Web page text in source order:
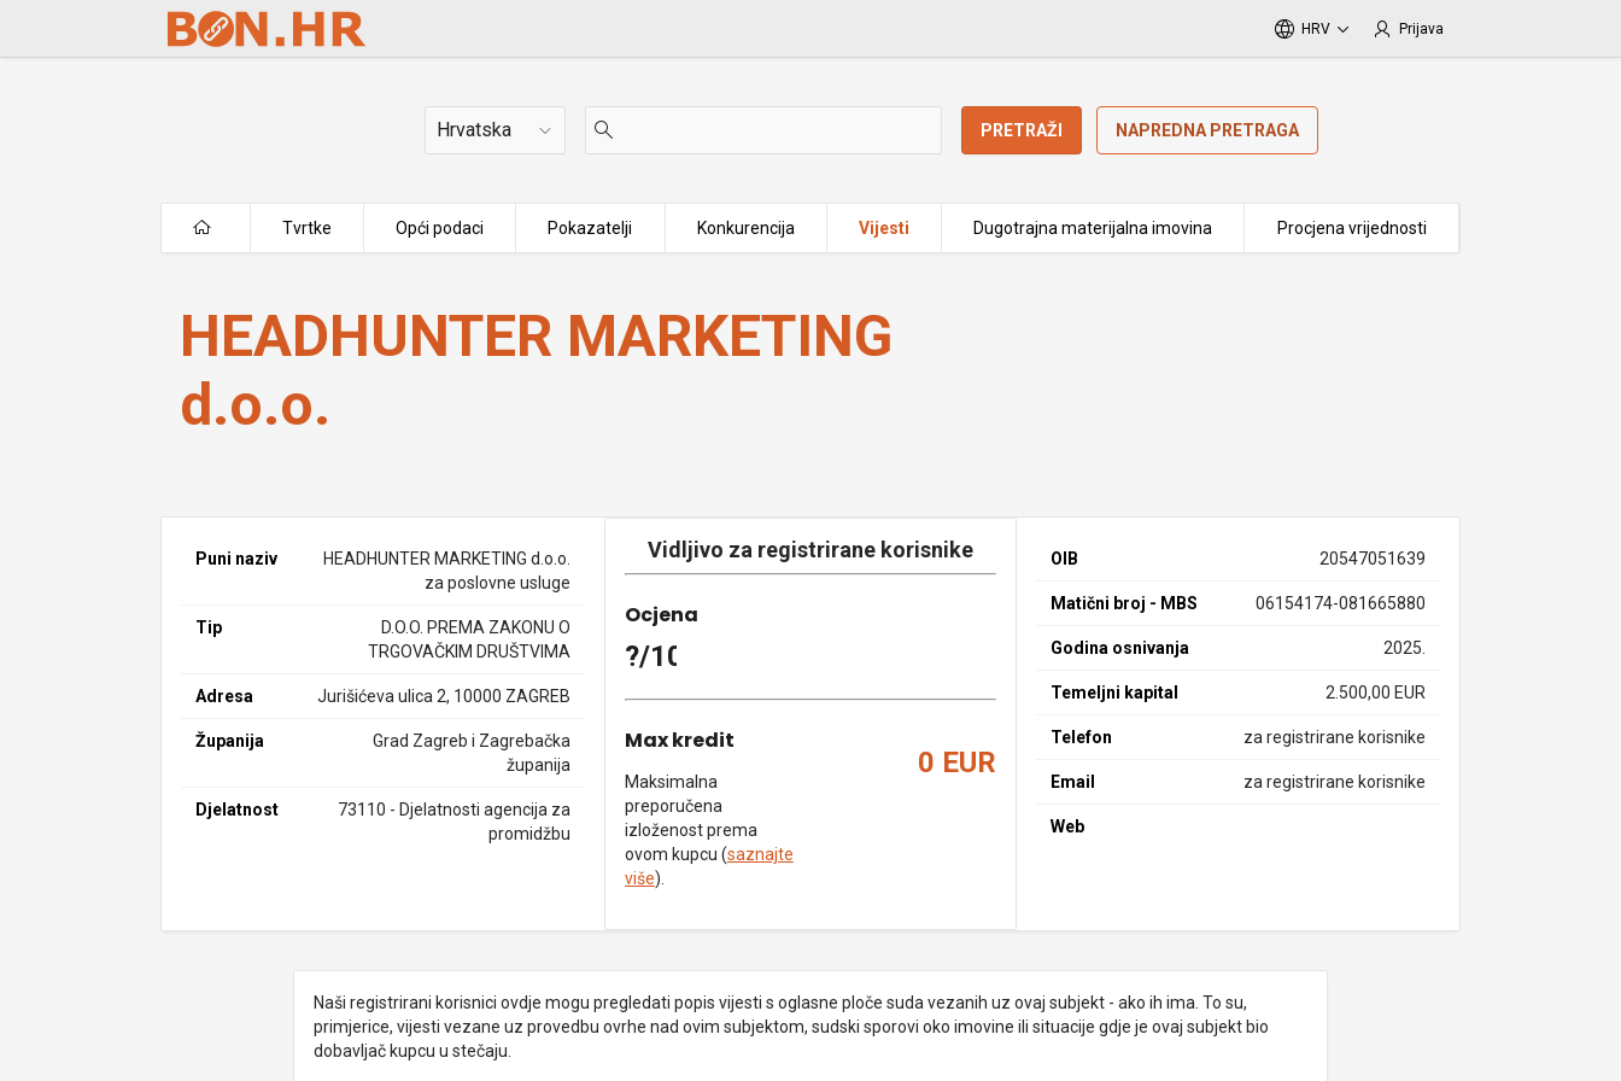
Skip to Main Content
HRV Prijava
Država PRETRAŽI NAPREDNA PRETRAGA
Tvrtke Opći podaci Pokazatelji Konkurencija Vijesti Dugotrajna materijalna imovina Procjena vrijednosti
HEADHUNTER MARKETING d.o.o.
HEADHUNTER MARKETING
d.o.o.
Puni naziv
HEADHUNTER MARKETING d.o.o.
za poslovne usluge
Tip
D.O.O. PREMA ZAKONU O
TRGOVAČKIM DRUŠTVIMA
Adresa Jurišićeva ulica 2, 10000 ZAGREB
Županija
Grad Zagreb i Zagrebačka
županija
Djelatnost
73110 - Djelatnosti agencija za
promidžbu
Vidljivo za registrirane korisnike
Ocjena
?/10
Max kredit
Maksimalna
preporučena
izloženost prema
ovom kupcu (saznajte
više).
0 EUR
OIB 20547051639
Matični broj - MBS 06154174-081665880
Godina osnivanja 2025.
Temeljni kapital 2.500,00 EUR
Telefon za registrirane korisnike
Email za registrirane korisnike
Web
Naši registrirani korisnici ovdje mogu pregledati popis vijesti s oglasne ploče suda vezanih uz ovaj subjekt - ako ih ima. To su,
primjerice, vijesti vezane uz provedbu ovrhe nad ovim subjektom, sudski sporovi oko imovine ili situacije gdje je ovaj subjekt bio
dobavljač kupcu u stečaju.